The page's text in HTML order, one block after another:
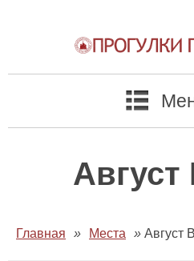
Август
Главная » Места » Август